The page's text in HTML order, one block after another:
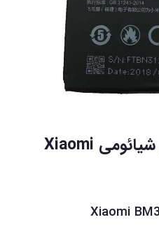
باتری موبایل اورجینال شیائومی Xiaomi
Xiaomi